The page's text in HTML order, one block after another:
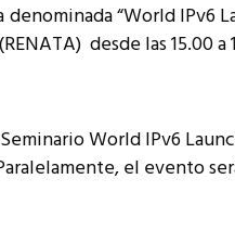
“World IPv6
desde las 15.00
World IPv6
el evento